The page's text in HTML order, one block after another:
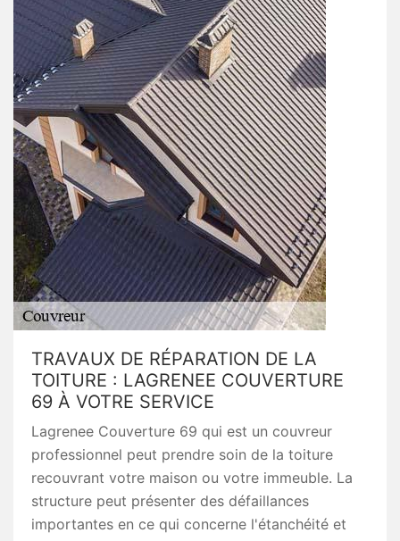
TRAVAUX DE RÉPARATION DE LA
TOITURE : LAGRENEE COUVERTURE
69 À VOTRE SERVICE
Lagrenee Couverture 69 qui est un couvreur
professionnel peut prendre soin de la toiture
recouvrant votre maison ou votre immeuble. La
structure peut présenter des défaillances
importantes en ce qui concerne l'étanchéité et